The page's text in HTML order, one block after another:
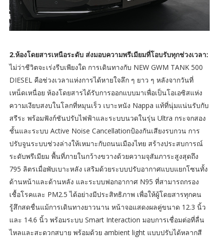
2.ห้องโดยสารเหนือระดับ ส่งมอบความพรีเมียมที่โอบรับทุกช่วงเวลา:
ไม่ว่าชีวิตจะเร่งรีบเพียงใด การเดินทางกับ NEW GWM TANK 500
DIESEL คือช่วงเวลาแห่งการได้หายใจลึก ๆ ยาว ๆ หลังจากวันที่
เหน็ดเหนื่อย ห้องโดยสารได้รับการออกแบบมาเพื่อเป็นโอเอซิสแห่ง
ความเงียบสงบในโลกที่หมุนเร็ว เบาะหนัง Nappa แท้ที่นุ่มแน่นรับกับ
สรีระ พร้อมฟังก์ชันปรับไฟฟ้าและระบบนวดในรุ่น Ultra กระจกสอง
ชั้นและระบบ Active Noise Cancellationป้องกันเสียงรบกวน การ
ปรับจูนระบบช่วงล่างให้เหมาะกับถนนเมืองไทย สร้างประสบการณ์
ระดับพรีเมียม พื้นที่ภายในกว้างขวางด้วยความจุสัมภาระสูงสุดถึง
795 ลิตรเมื่อพับเบาะหลัง เสริมด้วยระบบปรับอากาศแบบแยกโซนทั้ง
ด้านหน้าและด้านหลัง และระบบฟอกอากาศ N95 ที่สามารถกรอง
เชื้อโรคและ PM2.5 ได้อย่างมีประสิทธิภาพ เพื่อให้ผู้โดยสารทุกคน
รู้สึกสดชื่นแม้การเดินทางยาวนาน หน้าจอแสดงผลคู่ขนาด 12.3 นิ้ว
และ 14.6 นิ้ว พร้อมระบบ Smart Interaction มอบการเชื่อมต่อที่ลื่น
ไหลและสะดวกสบาย พร้อมด้วย ambient light แบบปรับได้หลากสี